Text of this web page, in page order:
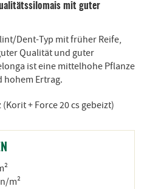
mit guter
Dent-Typ mit früher Reife,
Qualität und guter
ist eine mittelhohe Pflanze
Ertrag.
+ Force 20 cs gebeizt)
m²